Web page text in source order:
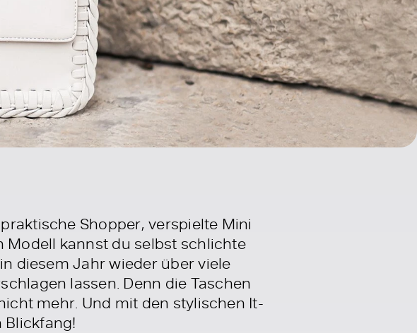
Shopper, verspielte Mini
kannst du selbst schlichte
diesem Jahr wieder über viele
lassen. Denn die Taschen
mehr. Und mit den stylischen It-
Blickfang!